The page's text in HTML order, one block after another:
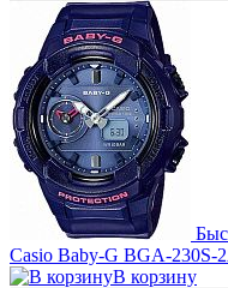
Casio Baby-G BGA-230S-
В корзину